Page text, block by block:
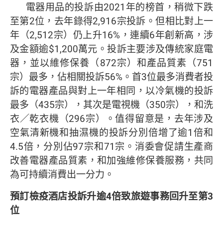
電器用品的投訴由2021年的榜首，稍微下跌
至第2位，去年錄得2,916宗投訴。但相比對上一
年（2,512宗）仍上升16%，連續6年創新高，涉
及金額逾$1,200萬元。投訴主要涉及傳統家庭電
器，並以維修保養（872宗）和產品質素（751
宗）最多，佔相關投訴56%。首3位最多消費者投
訴的電器產品與對上一年相同，以冷氣機的投訴
最多（435宗），其次是電視機（350宗），和洗
衣／乾衣機（296宗）。值得留意是，去年涉及
空氣清新機和抽濕機的投訴分別倍增了逾1倍和
4.5倍，分別佔97宗和71宗。消委會促請生產商
改善電器產品質素，和加強維修保養服務，共同
為可持續消費出一分力。
預訂檢疫酒店投訴升逾4倍致旅遊事務回升至第3
位